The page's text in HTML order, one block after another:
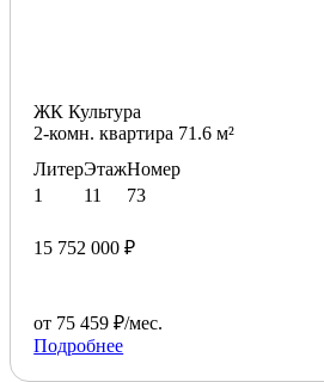
ЖК Культура
2-комн. квартира 71.6 м²
Литер
1
Этаж
11
Номер
73
15 752 000 ₽
от 75 459 ₽/мес.
Подробнее